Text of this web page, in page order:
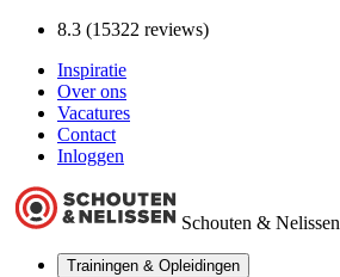
8.3 (15322 reviews)
Inspiratie
Over ons
Vacatures
Contact
Inloggen
Schouten & Nelissen
Trainingen & Opleidingen